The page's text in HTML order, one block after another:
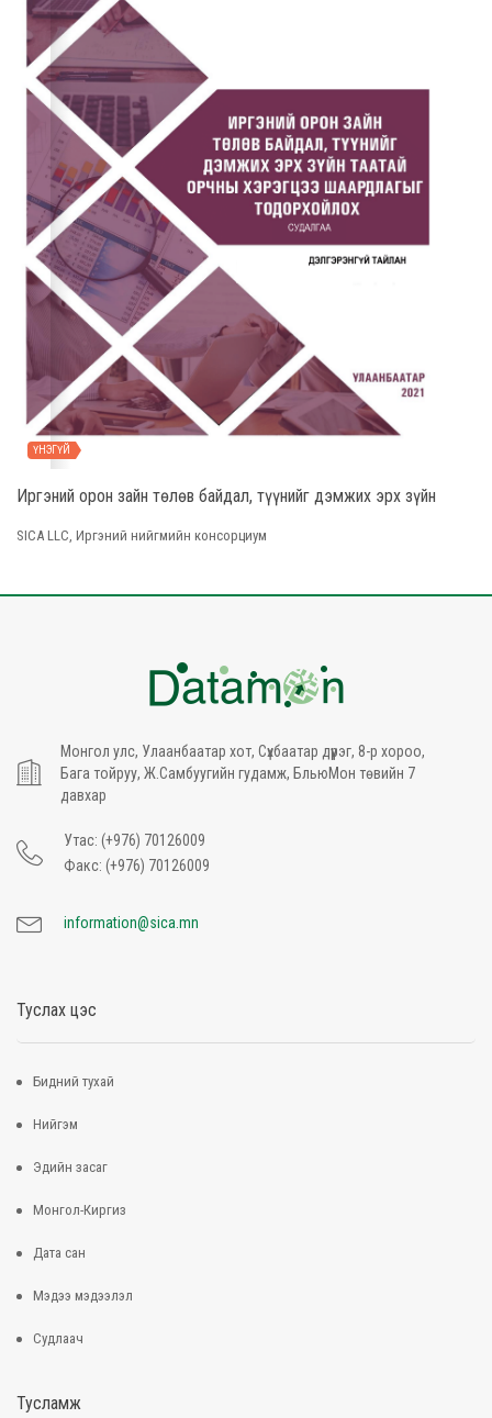
ҮНЭГҮЙ
Иргэний орон зайн төлөв байдал, түүнийг дэмжих эрх зүйн
SICA LLC, Иргэний нийгмийн консорциум
Монгол улс, Улаанбаатар хот, Сүхбаатар дүүрэг, 8-р хороо,
Бага тойруу, Ж.Самбуугийн гудамж, БльюМон төвийн 7
давхар
Утас: (+976) 70126009
Факс: (+976) 70126009
information@sica.mn
Туслах цэс
Бидний тухай
Нийгэм
Эдийн засаг
Монгол-Киргиз
Дата сан
Мэдээ мэдээлэл
Судлаач
Тусламж